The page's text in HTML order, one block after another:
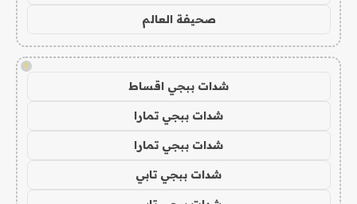
صحيفة العالم
!
شدات ببجي اقساط
شدات ببجي تمارا
شدات ببجي تمارا
شدات ببجي تابي